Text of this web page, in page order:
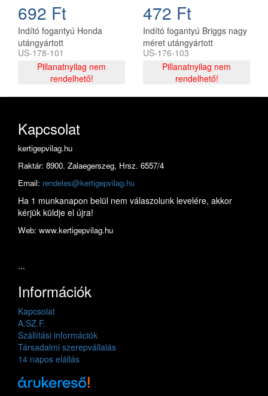
692 Ft
Indító fogantyú Honda
utángyártott
US-178-101
Pillanatnyilag nem
rendelhető!
472 Ft
Indító fogantyú Briggs nagy
méret utángyártott
US-176-103
Pillanatnyilag nem
rendelhető!
Kapcsolat
kertigepvilag.hu
Raktár: 8900. Zalaegerszeg, Hrsz. 6557/4
Email: rendeles@kertigepvilag.hu
Ha 1 munkanapon belül nem válaszolunk levelére, akkor
kérjük küldje el újra!
Web: www.kertigepvilag.hu
...
Információk
Kapcsolat
A.SZ.F.
Szállítási információk
Társadalmi szerepvállalás
14 napos elállás